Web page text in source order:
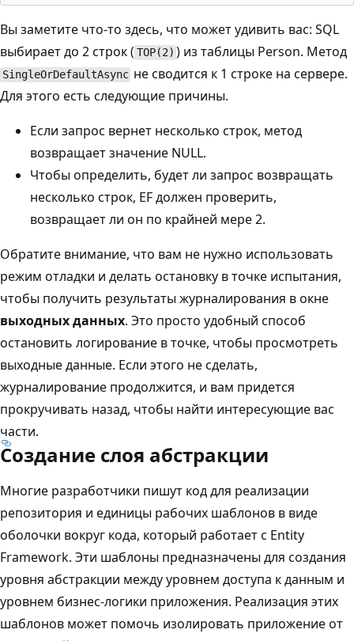
Вы заметите что-то здесь, что может удивить вас: SQL
выбирает до 2 строк ( TOP(2) ) из таблицы Person. Метод
SingleOrDefaultAsync не сводится к 1 строке на сервере.
Для этого есть следующие причины.
Если запрос вернет несколько строк, метод
возвращает значение NULL.
Чтобы определить, будет ли запрос возвращать
несколько строк, EF должен проверить,
возвращает ли он по крайней мере 2.
Обратите внимание, что вам не нужно использовать
режим отладки и делать остановку в точке испытания,
чтобы получить результаты журналирования в окне
выходных данных. Это просто удобный способ
остановить логирование в точке, чтобы просмотреть
выходные данные. Если этого не сделать,
журналирование продолжится, и вам придется
прокручивать назад, чтобы найти интересующие вас
части.
Создание слоя абстракции
Многие разработчики пишут код для реализации
репозитория и единицы рабочих шаблонов в виде
оболочки вокруг кода, который работает с Entity
Framework. Эти шаблоны предназначены для создания
уровня абстракции между уровнем доступа к данным и
уровнем бизнес-логики приложения. Реализация этих
шаблонов может помочь изолировать приложение от